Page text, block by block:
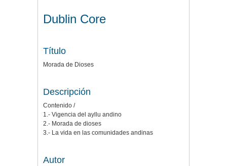
Dublin Core
Título
Morada de Dioses
Descripción
Contenido /
1.- Vigencia del ayllu andino
2.- Morada de dioses
3.- La vida en las comunidades andinas
Autor